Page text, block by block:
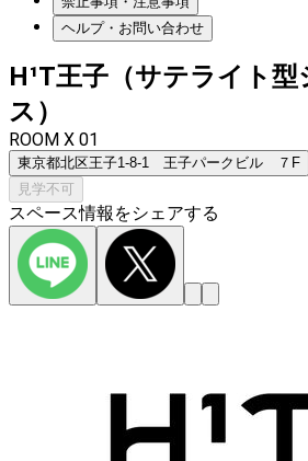
ヘルプ・お問い合わせ
H¹T王子（サテライト
ス）
ROOM X 01
東京都北区王子1-8-1 王子パークビル ７F
見学不可
スペース情報をシェアする